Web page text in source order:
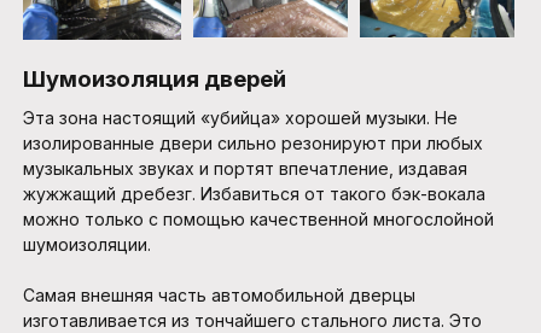
Шумоизоляция дверей
Эта зона настоящий «убийца» хорошей музыки. Не
изолированные двери сильно резонируют при любых
музыкальных звуках и портят впечатление, издавая
жужжащий дребезг. Избавиться от такого бэк-вокала
можно только с помощью качественной многослойной
шумоизоляции.
Самая внешняя часть автомобильной дверцы
изготавливается из тончайшего стального листа. Это